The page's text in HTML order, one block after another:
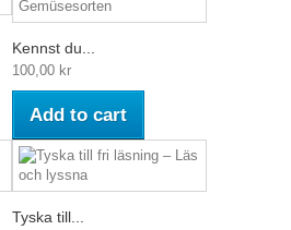
Kennst du...
100,00 kr
Add to cart
Tyska till...